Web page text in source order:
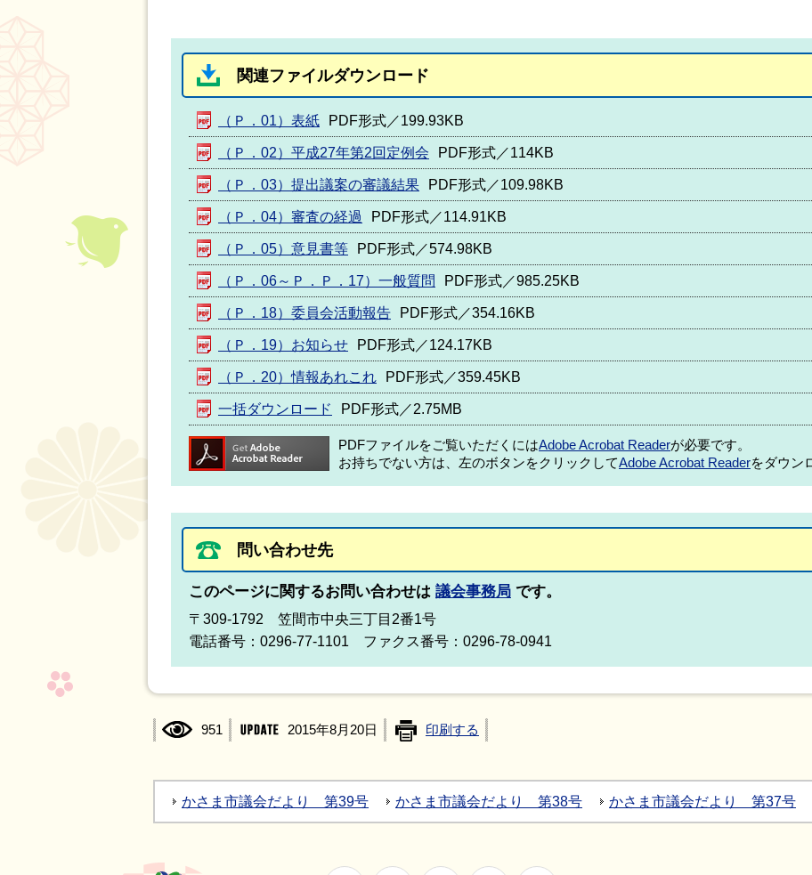
関連ファイルダウンロード
（Ｐ．01）表紙 PDF形式／199.93KB
（Ｐ．02）平成27年第2回定例会 PDF形式／114KB
（Ｐ．03）提出議案の審議結果 PDF形式／109.98KB
（Ｐ．04）審査の経過 PDF形式／114.91KB
（Ｐ．05）意見書等 PDF形式／574.98KB
（Ｐ．06～Ｐ．Ｐ．17）一般質問 PDF形式／985.25KB
（Ｐ．18）委員会活動報告 PDF形式／354.16KB
（Ｐ．19）お知らせ PDF形式／124.17KB
（Ｐ．20）情報あれこれ PDF形式／359.45KB
一括ダウンロード PDF形式／2.75MB
PDFファイルをご覧いただくにはAdobe Acrobat Readerが必要です。
お持ちでない方は、左のボタンをクリックしてAdobe Acrobat Readerをダウン
問い合わせ先
このページに関するお問い合わせは 議会事務局 です。
〒309-1792 笠間市中央三丁目2番1号
電話番号：0296-77-1101 ファクス番号：0296-78-0941
951 2015年8月20日 印刷する
かさま市議会だより 第39号 かさま市議会だより 第38号 かさま市議会だより 第37号